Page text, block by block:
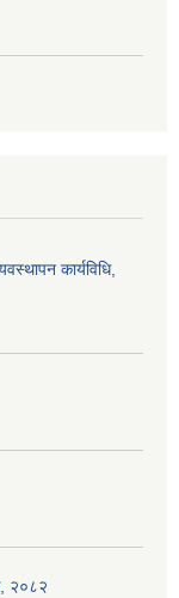
कार्यविधि,
२०८२